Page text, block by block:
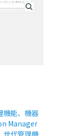
機能、機器
Manager
世代管理機